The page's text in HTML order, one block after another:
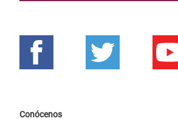
Conócenos